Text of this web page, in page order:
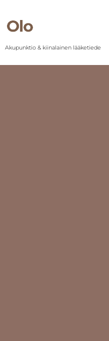
Akupunktio & kiinalainen lääketiede